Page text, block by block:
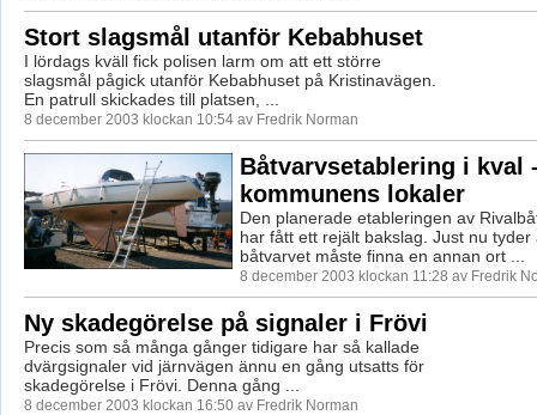
Stort slagsmål utanför Kebabhuset
I lördags kväll fick polisen larm om att ett större
slagsmål pågick utanför Kebabhuset på Kristinavägen.
En patrull skickades till platsen, ...
8 december 2003 klockan 10:54 av Fredrik Norman
Båtvarvsetablering i kval
kommunens lokaler
Den planerade etableringen av
har fått ett rejält bakslag. Just nu tyder
båtvarvet måste finna en annan ort ...
8 december 2003 klockan 11:28 av Fredrik
Ny skadegörelse på signaler i Frövi
Precis som så många gånger tidigare har så kallade
dvärgsignaler vid järnvägen ännu en gång utsatts för
skadegörelse i Frövi. Denna gång ...
8 december 2003 klockan 16:50 av Fredrik Norman